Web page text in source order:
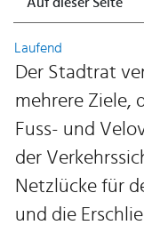
Laufend
Der Stadtrat
mehrere Ziele,
Fuss- und
der
Netzlücke für
und die